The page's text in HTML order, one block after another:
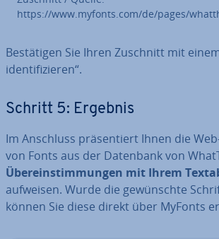
https://www.myfonts.com/de/pages/
Be­stä­ti­gen Sie Ihren Zuschnitt mit
iden­ti­fi­zie­ren“.
Schritt 5: Ergebnis
Im Anschluss prä­sen­tiert Ihnen die
von Fonts aus der Datenbank von
Über­ein­stim­mun­gen mit Ihrem
aufweisen. Wurde die ge­wünsch­te
können Sie diese direkt über MyFonts